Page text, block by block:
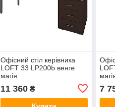
Офісний стіл керівника
LOFT 33 LP200b венге
магія
11 360₴ 7